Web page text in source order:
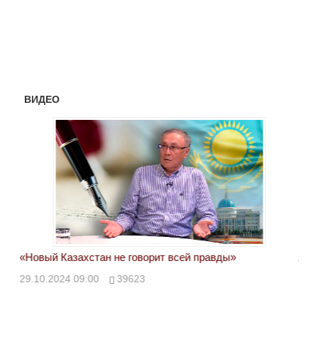
ВИДЕО
«Новый Казахстан не говорит всей правды»
29.10.2024 09:00 39623